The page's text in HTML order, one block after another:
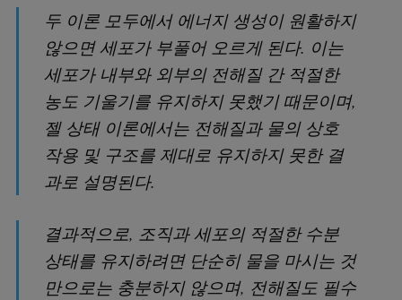
두 이론 모두에서 에너지 생성이 원활하지
않으면 세포가 부풀어 오르게 된다. 이는
세포가 내부와 외부의 전해질 간 적절한
농도 기울기를 유지하지 못했기 때문이며,
젤 상태 이론에서는 전해질과 물의 상호
작용 및 구조를 제대로 유지하지 못한 결
과로 설명된다.
결과적으로, 조직과 세포의 적절한 수분
상태를 유지하려면 단순히 물을 마시는 것
만으로는 충분하지 않으며, 전해질도 필수